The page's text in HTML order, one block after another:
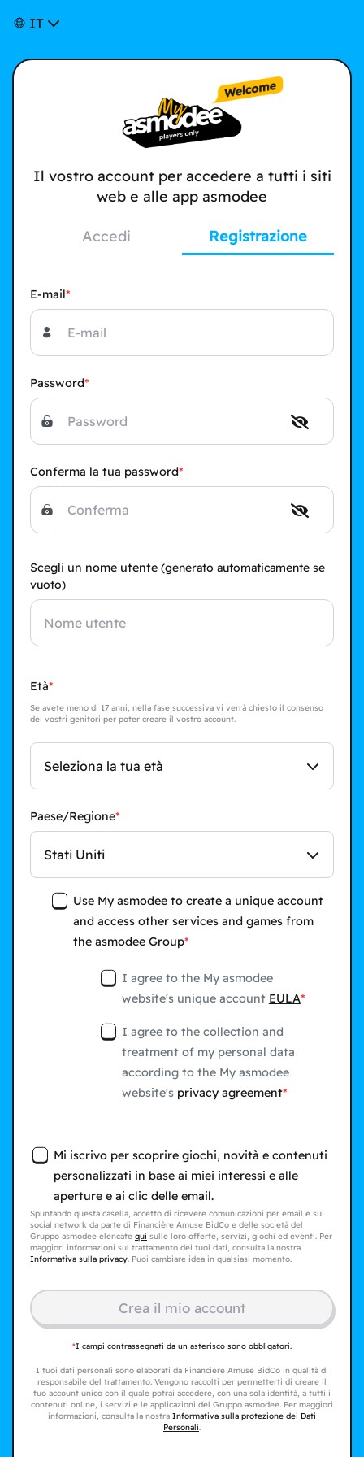
IT
Il vostro account per accedere a tutti i siti
web e alle app asmodee
Accedi Registrazione
E-mail
Password
Conferma la tua password
Scegli un nome utente (generato automaticamente se
vuoto)
Età
Se avete meno di 17 anni, nella fase successiva vi verrà chiesto il consenso
dei vostri genitori per poter creare il vostro account.
Seleziona la tua età
Paese/Regione
Stati Uniti
Use My asmodee to create a unique account
and access other services and games from
the asmodee Group
I agree to the My asmodee
website's unique account EULA
I agree to the collection and
treatment of my personal data
according to the My asmodee
website's privacy agreement
Mi iscrivo per scoprire giochi, novità e contenuti
personalizzati in base ai miei interessi e alle
aperture e ai clic delle email.
Spuntando questa casella, accetto di ricevere comunicazioni per email e sui
social network da parte di Financière Amuse BidCo e delle società del
Gruppo asmodee elencate qui sulle loro offerte, servizi, giochi ed eventi. Per
maggiori informazioni sul trattamento dei tuoi dati, consulta la nostra
Informativa sulla privacy. Puoi cambiare idea in qualsiasi momento.
Crea il mio account
*I campi contrassegnati da un asterisco sono obbligatori.
I tuoi dati personali sono elaborati da Financière Amuse BidCo in qualità di
responsabile del trattamento. Vengono raccolti per permetterti di creare il
tuo account unico con il quale potrai accedere, con una sola identità, a tutti i
contenuti online, i servizi e le applicazioni del Gruppo asmodee. Per maggiori
informazioni, consulta la nostra Informativa sulla protezione dei Dati
Personali.